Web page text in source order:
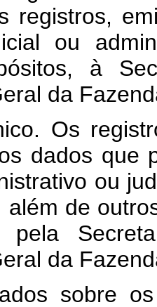
registros,
ou
à
da
Os
dados que
ou
além de
pela
da
sobre